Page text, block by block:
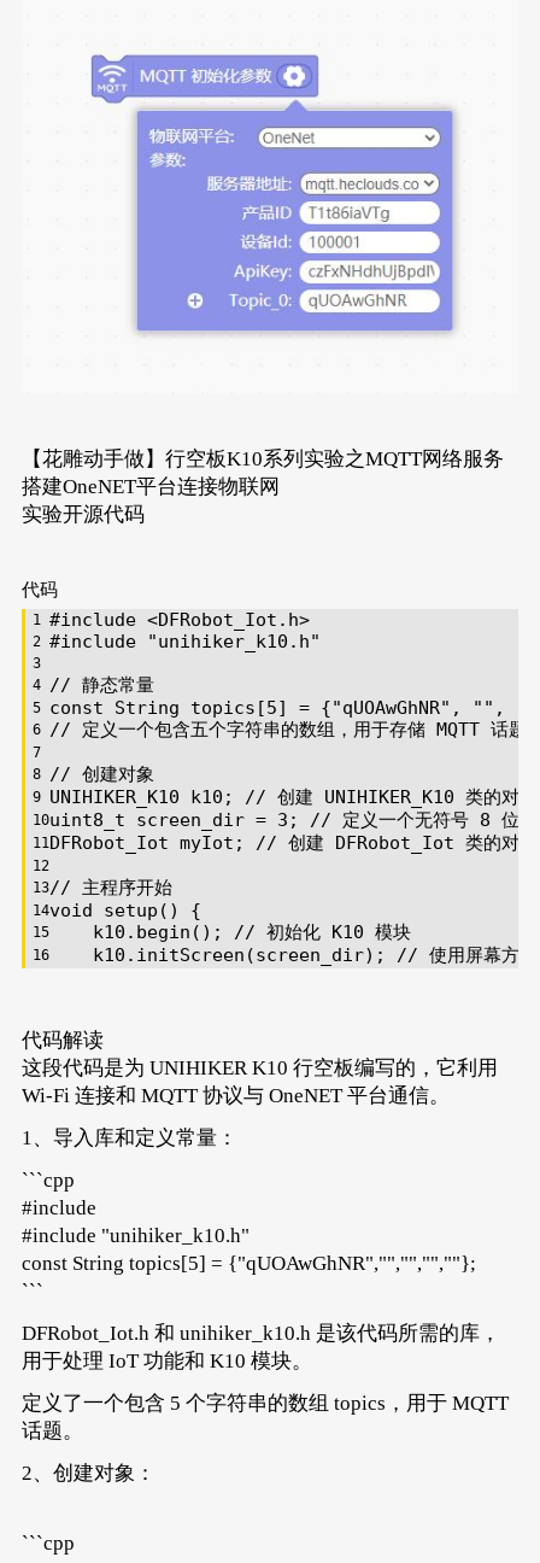
【花雕动手做】行空板K10系列实验之MQTT网络服务
搭建OneNET平台连接物联网
实验开源代码
代码
#include <DFRobot_Iot.h>
#include
"unihiker_k10.h"
// 静态常量
const
String topics[5] = {"qUOAwGhNR" , "" ,
// 定义一个包含五个字符串的数组，用于存储 MQTT 话题
// 创建对象
UNIHIKER_K10 k10; // 创建 UNIHIKER_K10 类的对
uint8_t screen_dir = 3 ; // 定义一个无符号 8 位整
DFRobot_Iot myIot; // 创建 DFRobot_Iot 类的对
// 主程序开始
void
setup ()
{
    k10.
begin (); // 初始化 K10 模块
    k10.initScreen(screen_dir);
// 使用屏幕方向
    myIot.wifiConnect(
"zhz3", "z6156721");
while (!myIot.wifiStatus()) {} // 等待 Wi-
    k10.canvas->canvasText(
    k10.canvas->updateCanvas();
    myIot.init(
"mqtt.heclouds.com"
    myIot.
connect();
while (!myIot. connected()) {} // 等待
"OneNET 平台搭建成
    k10.canvas->updateCanvas();
// 更新画布以显
}
void loop()
{
}
代码解读
这段代码是为 UNIHIKER K10 行空板编写的，它利用
Wi-Fi 连接和 MQTT 协议与 OneNET 平台通信。
1、导入库和定义常量：
```cpp
#include
#include "unihiker_k10.h"
const String topics[5] = {"qUOAwGhNR","","","",""};
```
DFRobot_Iot.h 和 unihiker_k10.h 是该代码所需的库，
用于处理 IoT 功能和 K10 模块。
定义了一个包含 5 个字符串的数组 topics，用于 MQTT
话题。
2、创建对象：
```cpp